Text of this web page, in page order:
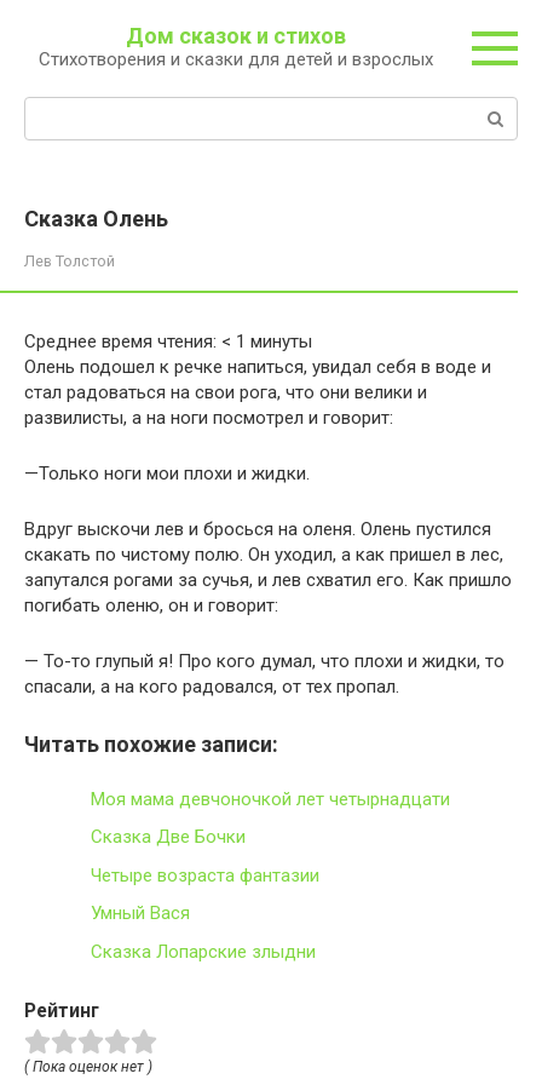
контенту
Дом сказок и стихов
Стихотворения и сказки для детей и взрослых
Сказка Олень
Лев Толстой
Среднее время чтения: < 1 минуты
Олень подошел к речке напиться, увидал себя в воде и
стал радоваться на свои рога, что они велики и
развилисты, а на ноги посмотрел и говорит:
—Только ноги мои плохи и жидки.
Вдруг выскочи лев и бросься на оленя. Олень пустился
скакать по чистому полю. Он уходил, а как пришел в лес,
запутался рогами за сучья, и лев схватил его. Как пришло
погибать оленю, он и говорит:
— То-то глупый я! Про кого думал, что плохи и жидки, то
спасали, а на кого радовался, от тех пропал.
Читать похожие записи:
Моя мама девчоночкой лет четырнадцати
Сказка Две Бочки
Четыре возраста фантазии
Умный Вася
Сказка Лопарские злыдни
Рейтинг
( Пока оценок нет )